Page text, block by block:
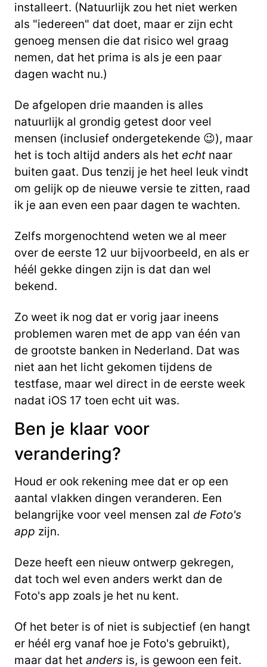
installeert. (Natuurlijk zou het niet werken
als "iedereen" dat doet, maar er zijn echt
genoeg mensen die dat risico wel graag
nemen, dat het prima is als je een paar
dagen wacht nu.)
De afgelopen drie maanden is alles
natuurlijk al grondig getest door veel
mensen (inclusief ondergetekende 😉), maar
het is toch altijd anders als het echt naar
buiten gaat. Dus tenzij je het heel leuk vindt
om gelijk op de nieuwe versie te zitten, raad
ik je aan even een paar dagen te wachten.
Zelfs morgenochtend weten we al meer
over de eerste 12 uur bijvoorbeeld, en als er
héél gekke dingen zijn is dat dan wel
bekend.
Zo weet ik nog dat er vorig jaar ineens
problemen waren met de app van één van
de grootste banken in Nederland. Dat was
niet aan het licht gekomen tijdens de
testfase, maar wel direct in de eerste week
nadat iOS 17 toen echt uit was.
Ben je klaar voor
verandering?
Houd er ook rekening mee dat er op een
aantal vlakken dingen veranderen. Een
belangrijke voor veel mensen zal de Foto's
app zijn.
Deze heeft een nieuw ontwerp gekregen,
dat toch wel even anders werkt dan de
Foto's app zoals je het nu kent.
Of het beter is of niet is subjectief (en hangt
er héél erg vanaf hoe je Foto's gebruikt),
maar dat het anders is, is gewoon een feit.